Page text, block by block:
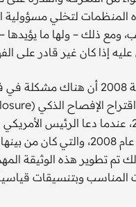
المنظمات لتخلي
ومع ذلك – ولها ما
إذا كان غير قادر على
لقد تبين للمنظمات العالمية وخاصة
الشفافية والحكومة المفتوحة، الصادرة في عام
العامة والتعاون"، في معالجة لمسببات
تطوير هذه الوثيقة
وبتنسيقات